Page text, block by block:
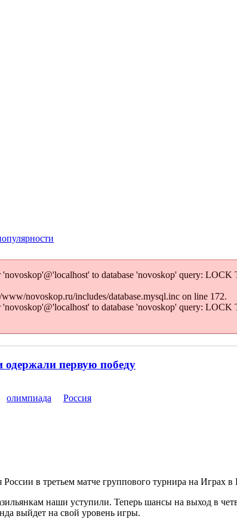
'novoskop'@'localhost' to database 'novoskop' query:
novoskop.ru/includes/database.mysql.inc on line 172.
'novoskop'@'localhost' to database 'novoskop' query:
одержали первую победу
олимпиада
Россия
в третьем матче группового турнира на Играх
наши уступили. Теперь шансы на выход в
выйдет на свой уровень игры.